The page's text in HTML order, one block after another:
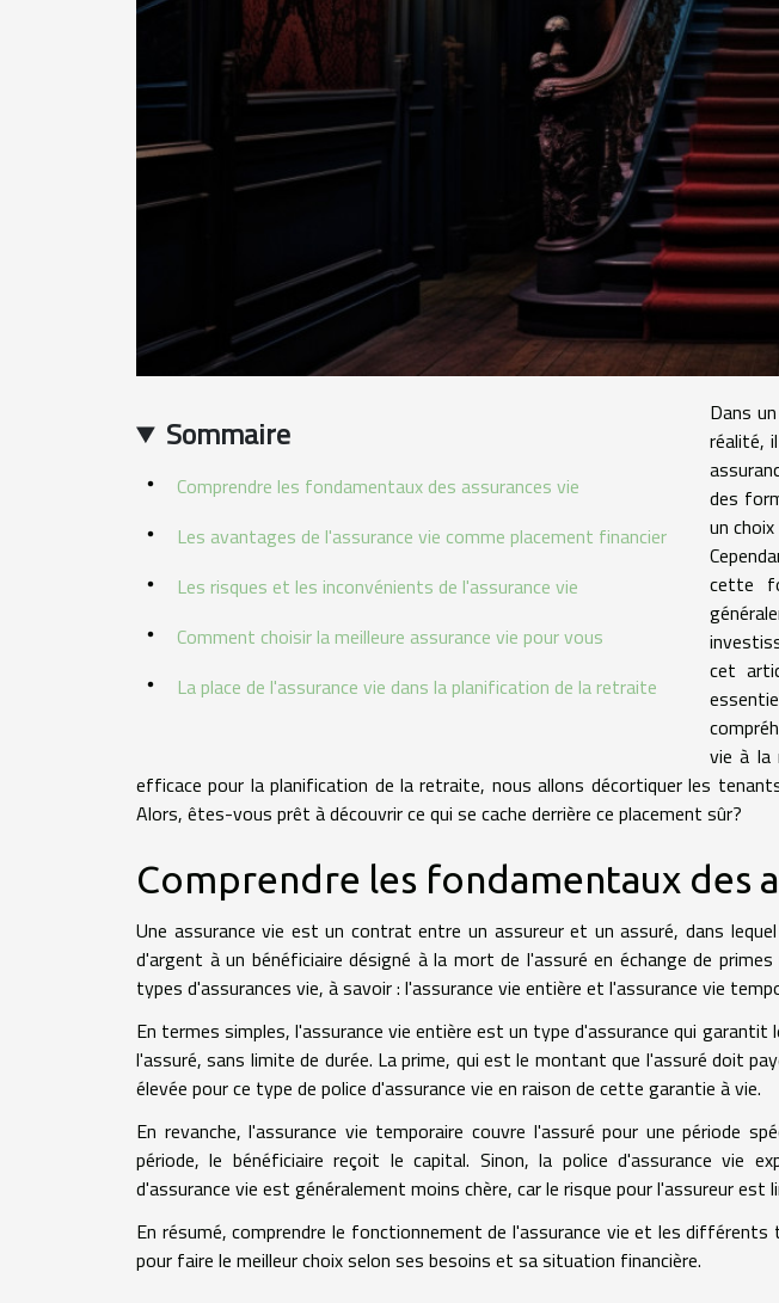
Sommaire
Comprendre les fondamentaux des assurances vie
Les avantages de l'assurance vie comme placement financier
Les risques et les inconvénients de l'assurance vie
Comment choisir la meilleure assurance vie pour vous
La place de l'assurance vie dans la planification de la retraite
Dans
réalité,
des
un
cette
cet
vie à la
efficace pour la planification de la retraite, nous allons décortiquer les
Alors, êtes-vous prêt à découvrir ce qui se cache derrière ce placement sûr?
Comprendre les fondamentaux des
Une assurance vie est un contrat entre un assureur et un assuré, dans
d'argent à un bénéficiaire désigné à la mort de l'assuré en échange de
types d'assurances vie, à savoir : l'assurance vie entière et l'assurance vie
En termes simples, l'assurance vie entière est un type d'assurance qui garantit
l'assuré, sans limite de durée. La prime, qui est le montant que l'assuré doit
élevée pour ce type de police d'assurance vie en raison de cette garantie à vie.
En revanche, l'assurance vie temporaire couvre l'assuré pour une période
période, le bénéficiaire reçoit le capital. Sinon, la police d'assurance vie
d'assurance vie est généralement moins chère, car le risque pour l'assureur est
En résumé, comprendre le fonctionnement de l'assurance vie et les
pour faire le meilleur choix selon ses besoins et sa situation financière.